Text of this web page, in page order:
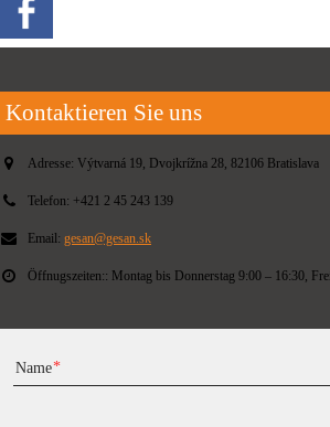
Kontaktieren Sie uns
Adresse: Výtvarná 19, Dvojkrížna 28, 82106 Bratislava
Telefon: +421 2 45 243 139
Email: gesan@gesan.sk
Öffnugszeiten:: Montag bis Donnerstag 9:00 – 16:30,
Name